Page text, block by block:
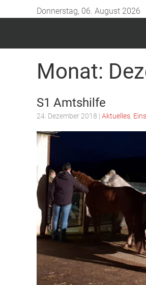
Donnerstag, 06. August 2026
Monat:
S1 Amtshilfe
24. Dezember 2018 | Aktuelles